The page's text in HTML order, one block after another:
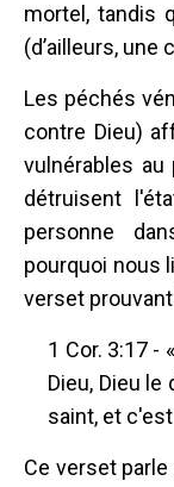
mortel, tandis
(d’ailleurs,
Les péchés
contre Dieu)
vulnérables
détruisent
personne
pourquoi nous
verset
1 Cor. 3:17 -
Dieu, Dieu
saint, et
Ce verset